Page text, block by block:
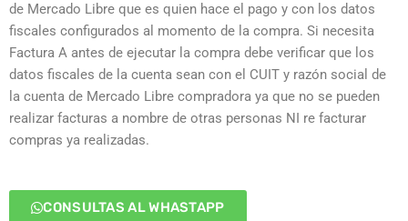
de Mercado Libre que es quien hace el pago y con los datos
fiscales configurados al momento de la compra. Si necesita
Factura A antes de ejecutar la compra debe verificar que los
datos fiscales de la cuenta sean con el CUIT y razón social de
la cuenta de Mercado Libre compradora ya que no se pueden
realizar facturas a nombre de otras personas NI re facturar
compras ya realizadas.
CONSULTAS AL WHASTAPP